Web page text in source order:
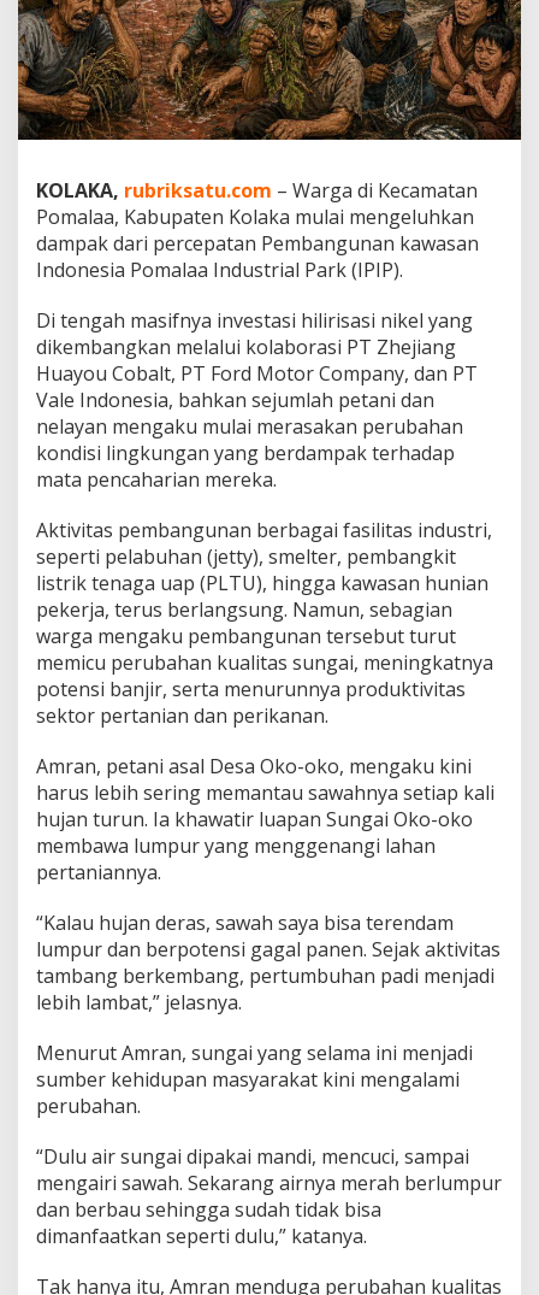
e
m
b
a
n
g
u
a
n
P
I
K
o
l
a
k
a
,
a
a
h
T
e
r
a
n
c
a
m
a
n
H
a
s
T
a
n
g
k
p
a
l
a
y
a
n
KOLAKA, rubriksatu.com – Warga di Kecamatan
Pomalaa, Kabupaten Kolaka mulai mengeluhkan
dampak dari percepatan Pembangunan kawasan
Indonesia Pomalaa Industrial Park (IPIP).
Di tengah masifnya investasi hilirisasi nikel yang
dikembangkan melalui kolaborasi PT Zhejiang
Huayou Cobalt, PT Ford Motor Company, dan PT
Vale Indonesia, bahkan sejumlah petani dan
nelayan mengaku mulai merasakan perubahan
kondisi lingkungan yang berdampak terhadap
mata pencaharian mereka.
Aktivitas pembangunan berbagai fasilitas industri,
seperti pelabuhan (jetty), smelter, pembangkit
listrik tenaga uap (PLTU), hingga kawasan hunian
pekerja, terus berlangsung. Namun, sebagian
warga mengaku pembangunan tersebut turut
memicu perubahan kualitas sungai, meningkatnya
potensi banjir, serta menurunnya produktivitas
sektor pertanian dan perikanan.
Amran, petani asal Desa Oko-oko, mengaku kini
harus lebih sering memantau sawahnya setiap kali
hujan turun. Ia khawatir luapan Sungai Oko-oko
membawa lumpur yang menggenangi lahan
pertaniannya.
“Kalau hujan deras, sawah saya bisa terendam
lumpur dan berpotensi gagal panen. Sejak aktivitas
tambang berkembang, pertumbuhan padi menjadi
lebih lambat,” jelasnya.
Menurut Amran, sungai yang selama ini menjadi
sumber kehidupan masyarakat kini mengalami
perubahan.
“Dulu air sungai dipakai mandi, mencuci, sampai
mengairi sawah. Sekarang airnya merah berlumpur
dan berbau sehingga sudah tidak bisa
dimanfaatkan seperti dulu,” katanya.
Tak hanya itu, Amran menduga perubahan kualitas